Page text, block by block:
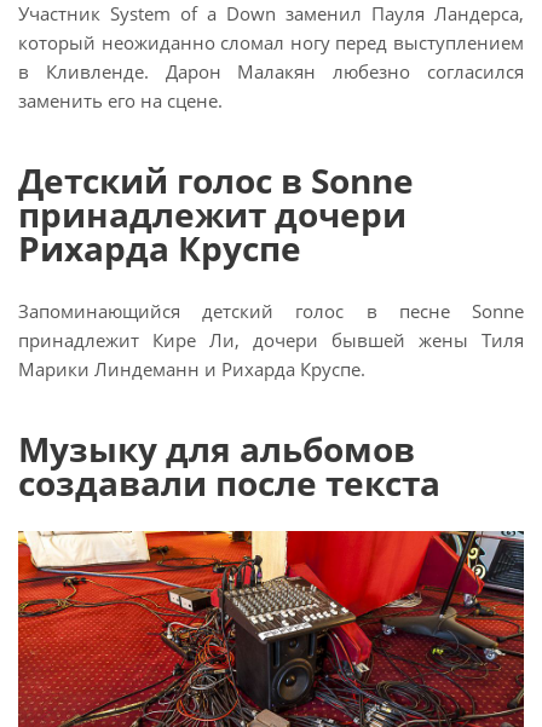
Участник System of a Down заменил Пауля Ландерса,
который неожиданно сломал ногу перед выступлением
в Кливленде. Дарон Малакян любезно согласился
заменить его на сцене.
Детский голос в Sonne
принадлежит дочери
Рихарда Круспе
Запоминающийся детский голос в песне Sonne
принадлежит Кире Ли, дочери бывшей жены Тиля
Марики Линдеманн и Рихарда Круспе.
Музыку для альбомов
создавали после текста